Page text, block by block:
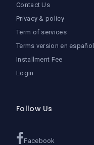
Contact Us
Privacy & policy
Term of services
Terms version en español
Installment Fee
Login
Follow Us
Facebook